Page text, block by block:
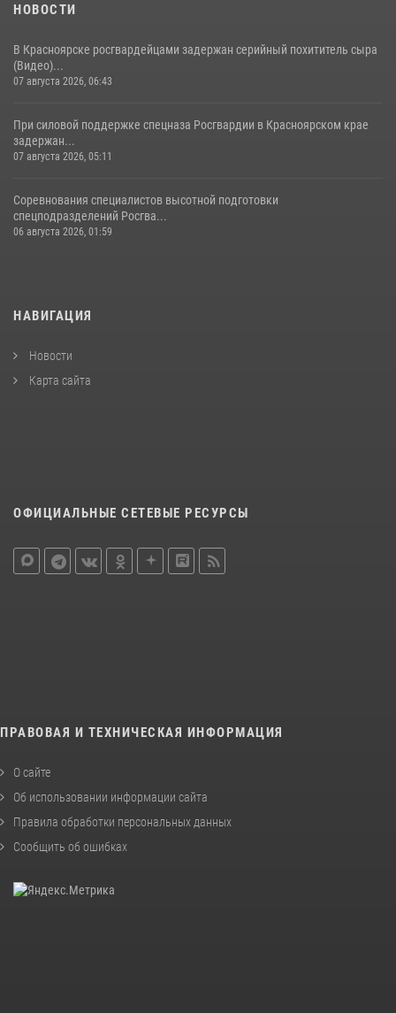
НОВОСТИ
В Красноярске росгвардейцами задержан серийный похититель сыра
(Видео)...
07 августа 2026, 06:43
При силовой поддержке спецназа Росгвардии в Красноярском крае
задержан...
07 августа 2026, 05:11
Соревнования специалистов высотной подготовки
спецподразделений Росгва...
06 августа 2026, 01:59
НАВИГАЦИЯ
Новости
Карта сайта
ОФИЦИАЛЬНЫЕ СЕТЕВЫЕ РЕСУРСЫ
ПРАВОВАЯ И ТЕХНИЧЕСКАЯ ИНФОРМАЦИЯ
О сайте
Об использовании информации сайта
Правила обработки персональных данных
Сообщить об ошибках